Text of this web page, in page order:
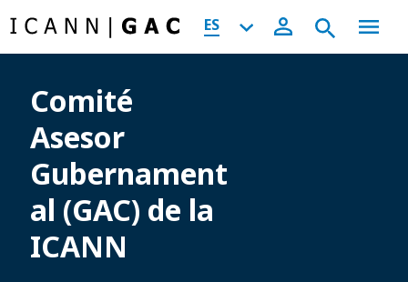
ES
Comité
Asesor
Gubernament
al (GAC) de la
ICANN